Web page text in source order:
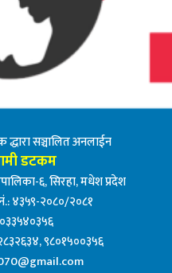
द्धारा सञ्चालित अनलाईन
डटकम
६, सिरहा, मधेश प्रदेश
४३५९-२०८०/२०८१
९८०१५००३५६